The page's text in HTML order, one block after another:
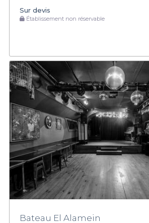
Sur devis
Établissement non réservable
Bateau El Alamein